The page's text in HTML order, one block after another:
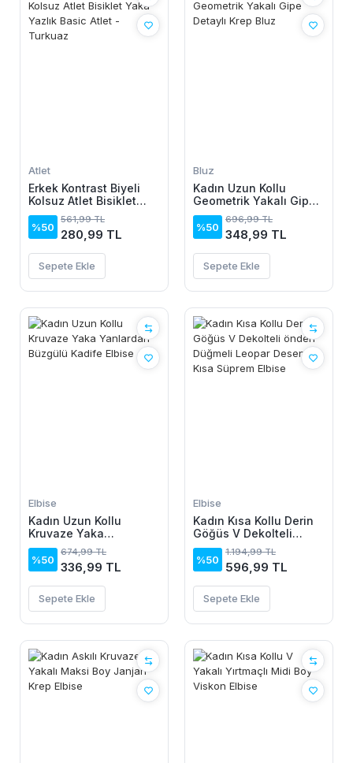
Atlet
Erkek Kontrast Biyeli
Kolsuz Atlet Bisiklet
Yaka Yazlık Basic Atlet
- Turkuaz
%50
561,99 TL
280,99 TL
Sepete Ekle
Bluz
Kadın Uzun Kollu
Geometrik Yakalı Gipe
Detaylı Krep Bluz
%50
696,99 TL
348,99 TL
Sepete Ekle
Elbise
Kadın Uzun Kollu
Kruvaze Yaka
Yanlardan Büzgülü
Kadife Elbise
%50
674,99 TL
336,99 TL
Sepete Ekle
Elbise
Kadın Kısa Kollu Derin
Göğüs V Dekolteli
önden Düğmeli Leopar
Desenli Kısa Süprem
Elbise
%50
1.194,99 TL
596,99 TL
Sepete Ekle